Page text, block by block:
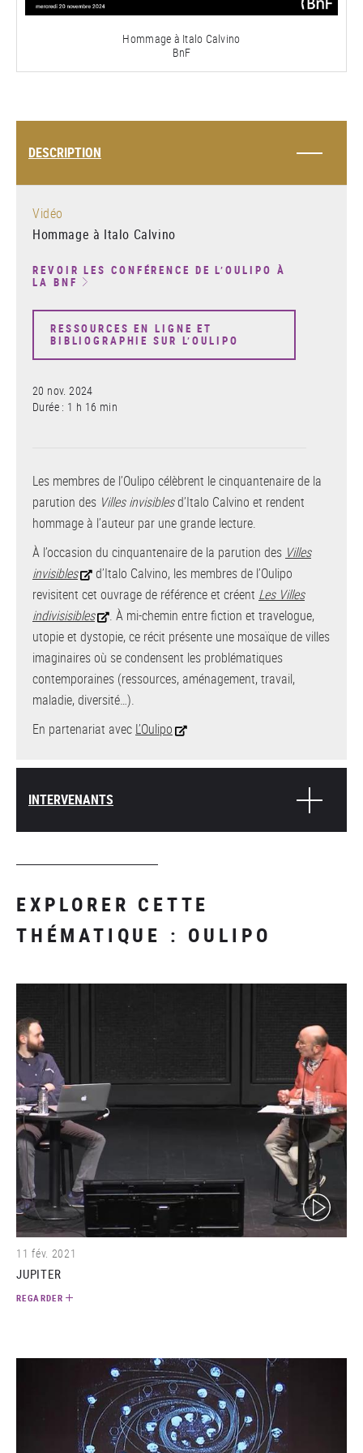
vidéo
Hommage à Italo Calvino
BnF
DESCRIPTION
Vidéo
Hommage à Italo Calvino
REVOIR LES CONFÉRENCE DE L’OULIPO À
LA BNF
RESSOURCES EN LIGNE ET
BIBLIOGRAPHIE SUR L’OULIPO
20 nov. 2024
Durée : 1 h 16 min
Les membres de l’Oulipo célèbrent le cinquantenaire de la
parution des Villes invisiblesd’Italo Calvino et rendent
hommage à l’auteur par une grande lecture.
À l’occasion du cinquantenaire de la parution des Villes
invisibles
d’Italo Calvino, les membres de l’Oulipo
revisitent cet ouvrage de référence et créent Les Villes
indivisisibles
. À mi-chemin entre fiction et travelogue,
utopie et dystopie, ce récit présente une mosaïque de villes
imaginaires où se condensent les problématiques
contemporaines (ressources, aménagement, travail,
maladie, diversité…).
En partenariat avec L’Oulipo
INTERVENANTS
EXPLORER CETTE
THÉMATIQUE : OULIPO
(video)
11 fév. 2021
JUPITER
REGARDER